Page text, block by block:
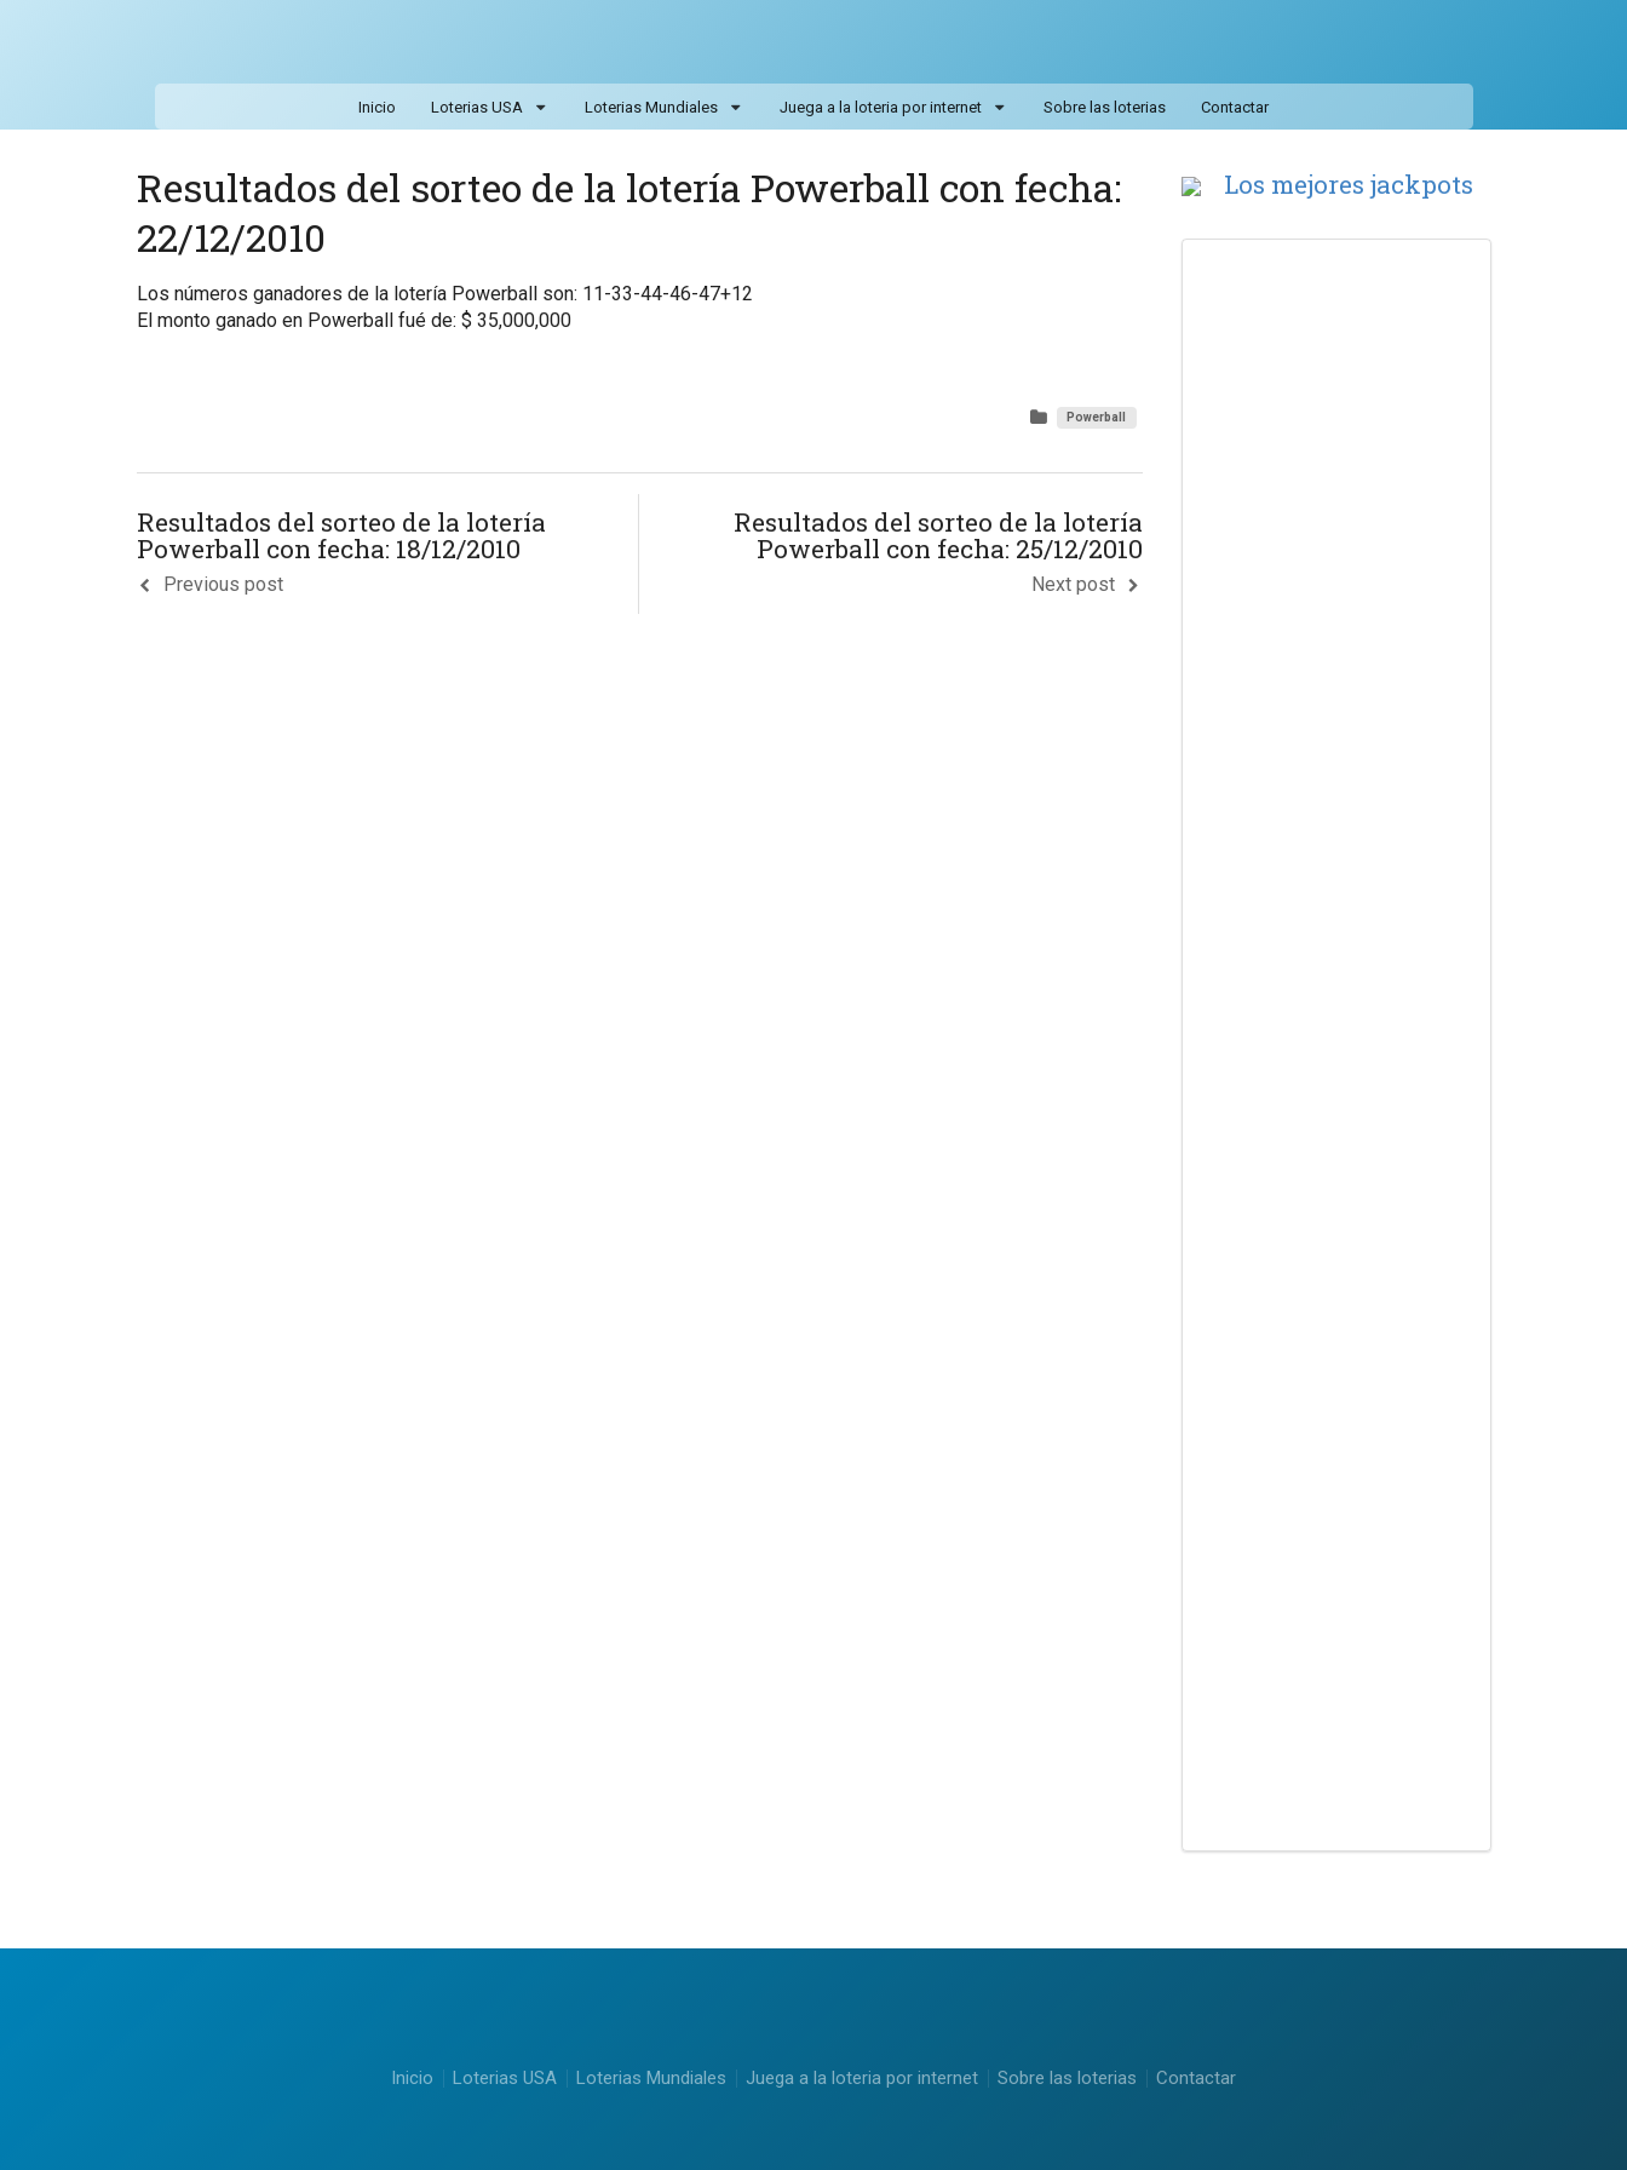
Inicio Loterias USA Loterias Mundiales Juega a la loteria por internet Sobre las loterias Contactar
Resultados del sorteo de la lotería Powerball con fecha:
22/12/2010
Los números ganadores de la lotería Powerball son: 11-33-44-46-47+12
El monto ganado en Powerball fué de: $ 35,000,000
Powerball
Resultados del sorteo de la lotería
Powerball con fecha: 18/12/2010
Previous post
Resultados del sorteo de la lotería
Powerball con fecha: 25/12/2010
Next post
Los mejores jackpots
Inicio Loterias USA Loterias Mundiales Juega a la loteria por internet Sobre las loterias Contactar